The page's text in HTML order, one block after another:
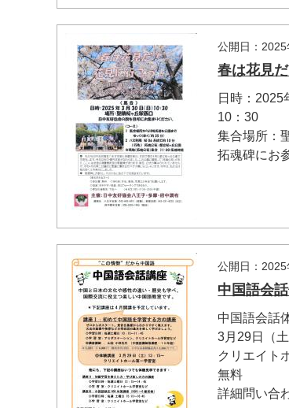
公開日：
春は花見
日時：2025
10：30
集合場所：
拓魂碑にお
公開日：
中国語会
中国語会話
3月29日（
クリエイト
無料
詳細問い合